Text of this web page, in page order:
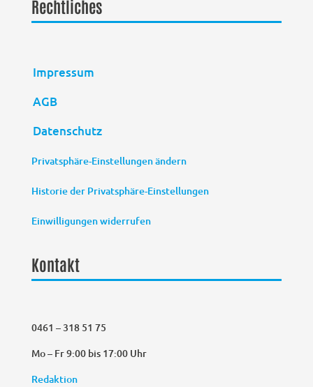
Rechtliches
Impressum
AGB
Datenschutz
Privatsphäre-Einstellungen ändern
Historie der Privatsphäre-Einstellungen
Einwilligungen widerrufen
Kontakt
0461 – 318 51 75
Mo – Fr 9:00 bis 17:00 Uhr
Redaktion